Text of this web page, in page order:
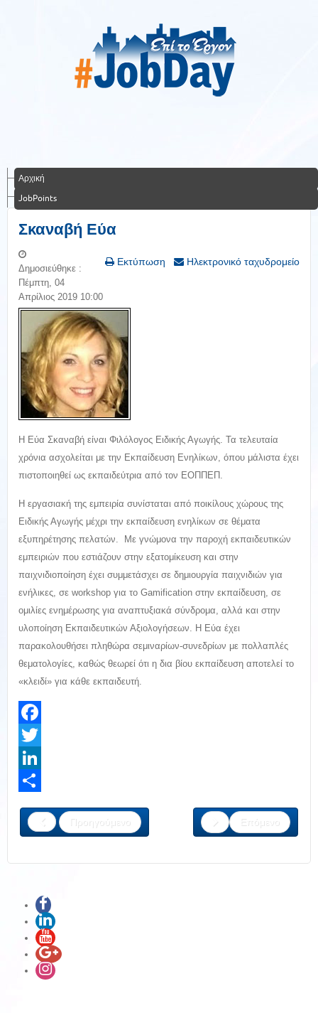
Αρχική
JobPoints
Σκαναβή Εύα
Εκτύπωση Ηλεκτρονικό ταχυδρομείο
Δημοσιεύθηκε :
Πέμπτη, 04
Απρίλιος 2019 10:00
Η Εύα Σκαναβή είναι Φιλόλογος Ειδικής Αγωγής. Τα τελευταία
χρόνια ασχολείται με την Εκπαίδευση Ενηλίκων, όπου μάλιστα έχει
πιστοποιηθεί ως εκπαιδεύτρια από τον ΕΟΠΠΕΠ.
Η εργασιακή της εμπειρία συνίσταται από ποικίλους χώρους της
Ειδικής Αγωγής μέχρι την εκπαίδευση ενηλίκων σε θέματα
εξυπηρέτησης πελατών. Με γνώμονα την παροχή εκπαιδευτικών
εμπειριών που εστιάζουν στην εξατομίκευση και στην
παιχνιδιοποίηση έχει συμμετάσχει σε δημιουργία παιχνιδιών για
ενήλικες, σε workshop για το Gamification στην εκπαίδευση, σε
ομιλίες ενημέρωσης για αναπτυξιακά σύνδρομα, αλλά και στην
υλοποίηση Εκπαιδευτικών Αξιολογήσεων. Η Εύα έχει
παρακολουθήσει πληθώρα σεμιναρίων-συνεδρίων με πολλαπλές
θεματολογίες, καθώς θεωρεί ότι η δια βίου εκπαίδευση αποτελεί το
«κλειδί» για κάθε εκπαιδευτή.
Facebook
Twitter
LinkedIn
Προηγούμενο
Επόμενο